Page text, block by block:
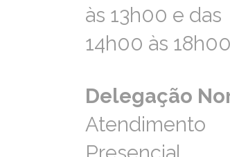
às 13h00 e das
14h00 às 18h00
às 13h00 e das
14h00 às 18h00
Delegação
Atendimento
Delegação
Atendimento